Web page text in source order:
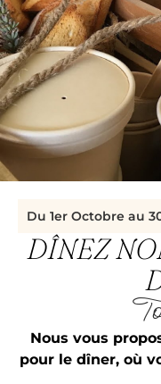
Du 1er Octobre au
DÎNEZ
Nous vous
pour le dîner, où